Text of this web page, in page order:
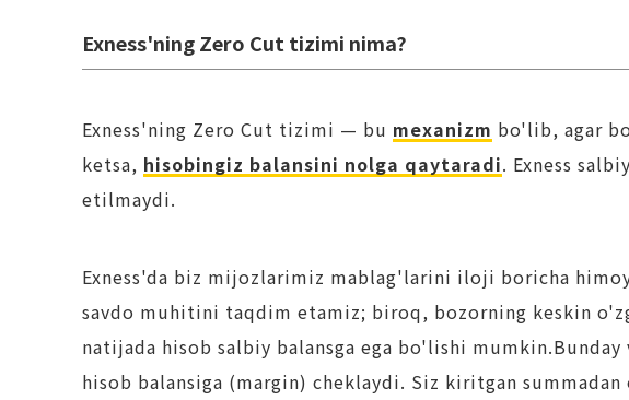
Exness'ning Zero Cut tizimi nima?
Exness'ning Zero Cut tizimi — bu mexanizm bo'lib, agar
ketsa, hisobingiz balansini nolga qaytaradi. Exness
etilmaydi.
Exness'da biz mijozlarimiz mablag'larini iloji boricha
savdo muhitini taqdim etamiz; biroq, bozorning keskin
natijada hisob salbiy balansga ega bo'lishi
hisob balansiga (margin) cheklaydi. Siz kiritgan